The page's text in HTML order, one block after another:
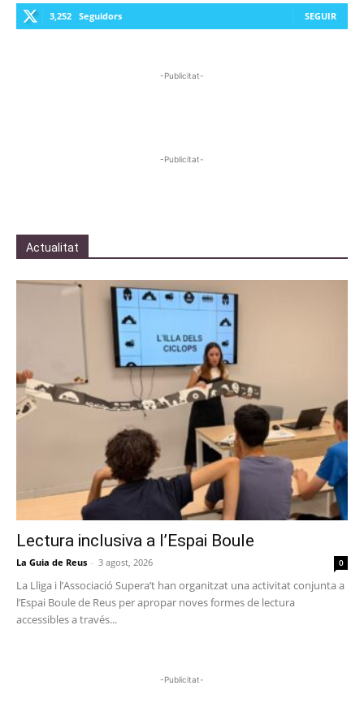
3,252 Seguidors SEGUIR
-Publicitat-
-Publicitat-
Actualitat
Lectura inclusiva a l’Espai Boule
La Guia de Reus - 3 agost, 2026 0
La Lliga i l’Associació Supera’t han organitzat una activitat conjunta a
l’Espai Boule de Reus per apropar noves formes de lectura
accessibles a través...
-Publicitat-